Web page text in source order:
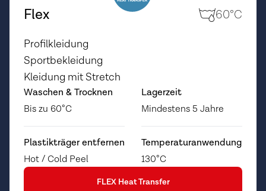
Flex 60°C
Profilkleidung
Sportbekleidung
Kleidung mit Stretch
Waschen & Trocknen
Bis zu 60°C
Lagerzeit
Mindestens 5 Jahre
Plastikträger entfernen
Hot / Cold Peel
Temperaturanwendung
130°C
FLEX Heat Transfer